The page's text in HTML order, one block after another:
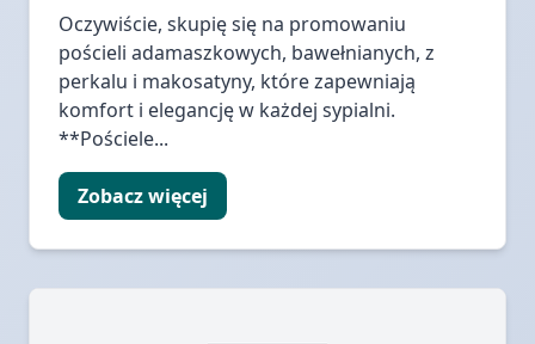
Oczywiście, skupię się na promowaniu
pościeli adamaszkowych, bawełnianych, z
perkalu i makosatyny, które zapewniają
komfort i elegancję w każdej sypialni.
**Pościele...
Zobacz więcej